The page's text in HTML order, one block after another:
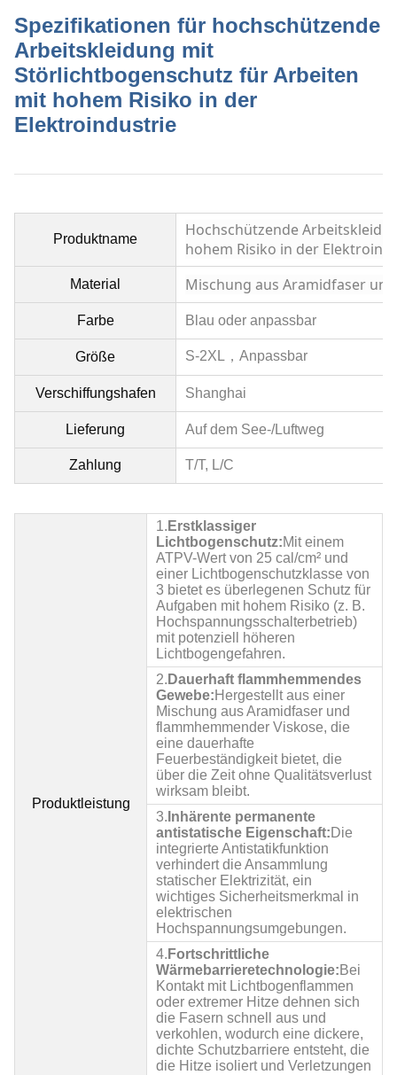
Spezifikationen für hochschützende
Arbeitskleidung mit
Störlichtbogenschutz für Arbeiten
mit hohem Risiko in der
Elektroindustrie
Produktname
Hochschützende
hohem Risiko in der
Material Mischung aus Aramidfaser
Farbe Blau oder anpassbar
Größe S-2XL， Anpassbar
Verschiffungshafen Shanghai
Lieferung Auf dem See-/Luftweg
Zahlung T/T, L/C
Produktleistung
1. Erstklassiger
Lichtbogenschutz:Mit einem
ATPV-Wert von 25 cal/cm² und
einer Lichtbogenschutzklasse von
3 bietet es überlegenen Schutz für
Aufgaben mit hohem Risiko (z. B.
Hochspannungsschalterbetrieb)
mit potenziell höheren
Lichtbogengefahren.
2. Dauerhaft flammhemmendes
Gewebe: Hergestellt aus einer
Mischung aus Aramidfaser und
flammhemmender Viskose, die
eine dauerhafte
Feuerbeständigkeit bietet, die
über die Zeit ohne Qualitätsverlust
wirksam bleibt.
3. Inhärente permanente
antistatische Eigenschaft: Die
integrierte Antistatikfunktion
verhindert die Ansammlung
statischer Elektrizität, ein
wichtiges Sicherheitsmerkmal in
elektrischen
Hochspannungsumgebungen.
4. Fortschrittliche
Wärmebarrieretechnologie: Bei
Kontakt mit Lichtbogenflammen
oder extremer Hitze dehnen sich
die Fasern schnell aus und
verkohlen, wodurch eine dickere,
dichte Schutzbarriere entsteht, die
die Hitze isoliert und Verletzungen